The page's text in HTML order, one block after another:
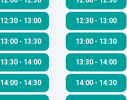
12:30- 13:00
13:00- 13:30
13:30- 14:00
14:00- 14:30
12:30- 13:00
13:00- 13:30
13:30- 14:00
14:00- 14:30